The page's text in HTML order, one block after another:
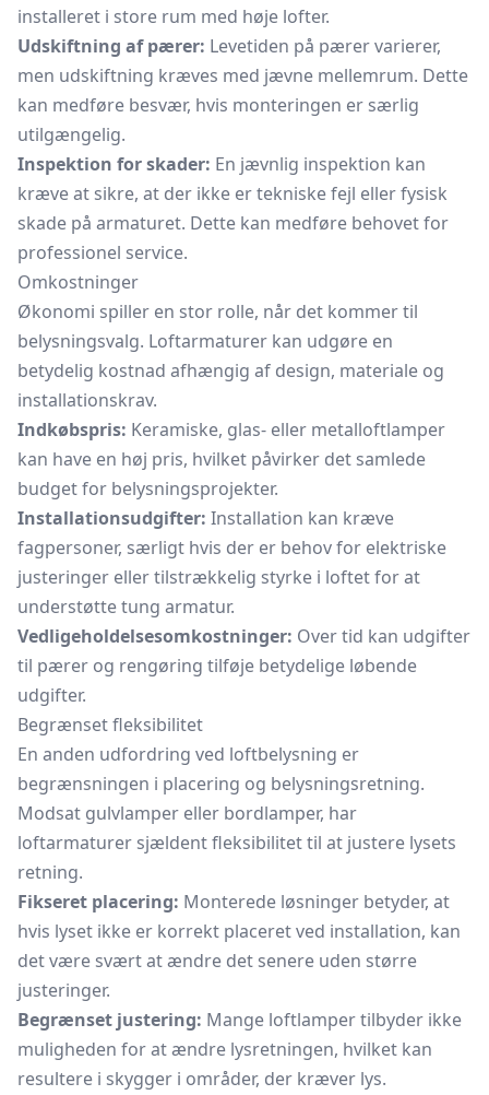
installeret i store rum med høje lofter.
Udskiftning af pærer: Levetiden på pærer varierer,
men udskiftning kræves med jævne mellemrum. Dette
kan medføre besvær, hvis monteringen er særlig
utilgængelig.
Inspektion for skader: En jævnlig inspektion kan
kræve at sikre, at der ikke er tekniske fejl eller fysisk
skade på armaturet. Dette kan medføre behovet for
professionel service.
Omkostninger
Økonomi spiller en stor rolle, når det kommer til
belysningsvalg. Loftarmaturer kan udgøre en
betydelig kostnad afhængig af design, materiale og
installationskrav.
Indkøbspris: Keramiske, glas- eller metalloftlamper
kan have en høj pris, hvilket påvirker det samlede
budget for belysningsprojekter.
Installationsudgifter: Installation kan kræve
fagpersoner, særligt hvis der er behov for elektriske
justeringer eller tilstrækkelig styrke i loftet for at
understøtte tung armatur.
Vedligeholdelsesomkostninger: Over tid kan udgifter
til pærer og rengøring tilføje betydelige løbende
udgifter.
Begrænset fleksibilitet
En anden udfordring ved loftbelysning er
begrænsningen i placering og belysningsretning.
Modsat gulvlamper eller bordlamper, har
loftarmaturer sjældent fleksibilitet til at justere lysets
retning.
Fikseret placering: Monterede løsninger betyder, at
hvis lyset ikke er korrekt placeret ved installation, kan
det være svært at ændre det senere uden større
justeringer.
Begrænset justering: Mange loftlamper tilbyder ikke
muligheden for at ændre lysretningen, hvilket kan
resultere i skygger i områder, der kræver lys.